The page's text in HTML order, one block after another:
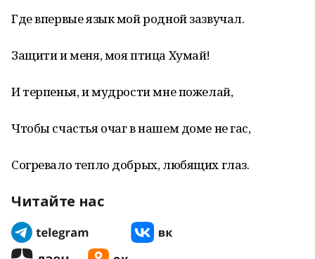
Где впервые язык мой родной зазвучал.
Защити и меня, моя птица Хумай!
И терпенья, и мудрости мне пожелай,
Чтобы счастья очаг в нашем доме не гас,
Согревало тепло добрых, любящих глаз.
Читайте нас